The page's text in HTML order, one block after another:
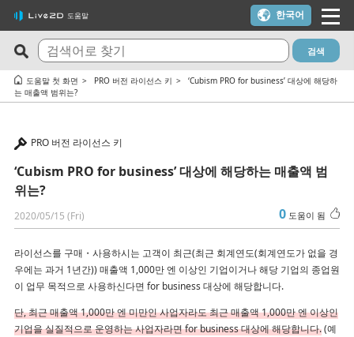
도움말
최신 FAQ
Cubism Editor でファイルの保存に失敗する
よびCubism SDKの新機能対応について
타임라인의 마지막 프레임이 출력되지 않습니다
알파 버전의 Cubism Editor에서 생성한 파일(cmo3, can3, moc3)
은 다른 버전에서 열 수 있나요?
Cubism Editor가 원활하게 작동하는 PC 사양은 무엇인가요?
AI가 사용된 콘텐츠에 Cubism Editor, Cubism SDK, 샘플 모델을
사용해도 되나요?
도움이 되는 질문 TOP10
체험판과 무료 버전의 차이는?
（Windows）
트라이얼 버전을 이용하지 않고 FREE 버전을 이용하고 싶다
학생 할인으로 구매한 라이선스를 졸업 후에도 사용할 수 있나요?
[-1005 오류] 라이선스 인증 횟수 초과 / macOS 업데이트 / PC 교
체를 고려 중인 경우
macOS 10.15 Catalina 이상에서 설치하려고 하면 경고가 표시돼
라이선스 키를 모르겠어요
검색
도움말 첫 화면 PRO 버전 라이선스 키
‘Cubism PRO for business’ 대상에 해당하
는 매출액 범위는?
PRO 버전 라이선스 키
‘Cubism PRO for business’ 대상에 해당하는 매출액 범
위는?
2020/05/15 (Fri) 0 도움이 됨
라이선스를 구매・사용하시는 고객이 최근(최근 회계연도(회계연도가 없을 경
우에는 과거 1년간)) 매출액 1,000만 엔 이상인 기업이거나 해당 기업의 종업원
이 업무 목적으로 사용하신다면 for business 대상에 해당합니다.
단, 최근 매출액 1,000만 엔 미만인 사업자라도 최근 매출액 1,000만 엔 이상인
기업을 실질적으로 운영하는 사업자라면 for business 대상에 해당합니다.(예
한국어